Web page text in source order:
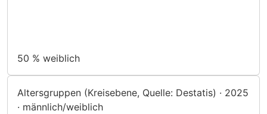
50 % weiblich
Altersgruppen (Kreisebene, Quelle: Destatis) · 2025
· männlich/weiblich